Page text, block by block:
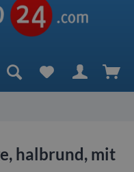
halbrund, mit